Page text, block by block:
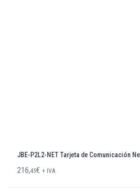
JBE-P2L2-NET Tarjeta de Comunicación
216,45€ + IVA